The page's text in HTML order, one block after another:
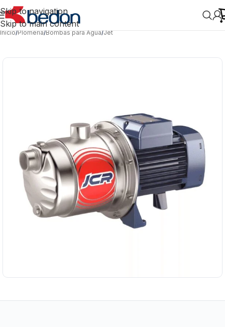
Skip to navigation
Skip to main content
Inicio/Plomería/Bombas para Agua/Jet